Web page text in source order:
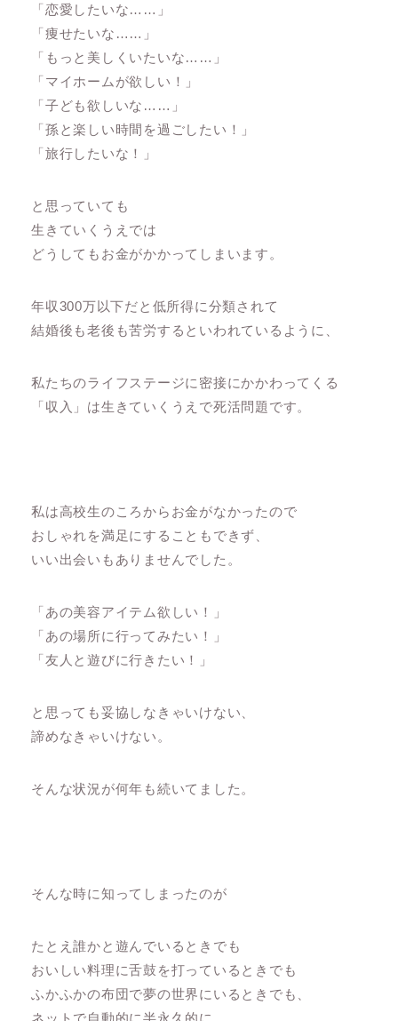
「恋愛したいな……」
「痩せたいな……」
「もっと美しくいたいな……」
「マイホームが欲しい！」
「子ども欲しいな……」
「孫と楽しい時間を過ごしたい！」
「旅行したいな！」
と思っていても
生きていくうえでは
どうしてもお金がかかってしまいます。
年収300万以下だと低所得に分類されて
結婚後も老後も苦労するといわれているように、
私たちのライフステージに密接にかかわってくる
「収入」は生きていくうえで死活問題です。
私は高校生のころからお金がなかったので
おしゃれを満足にすることもできず、
いい出会いもありませんでした。
「あの美容アイテム欲しい！」
「あの場所に行ってみたい！」
「友人と遊びに行きたい！」
と思っても妥協しなきゃいけない、
諦めなきゃいけない。
そんな状況が何年も続いてました。
そんな時に知ってしまったのが
たとえ誰かと遊んでいるときでも
おいしい料理に舌鼓を打っているときでも
ふかふかの布団で夢の世界にいるときでも、
ネットで自動的に半永久的に